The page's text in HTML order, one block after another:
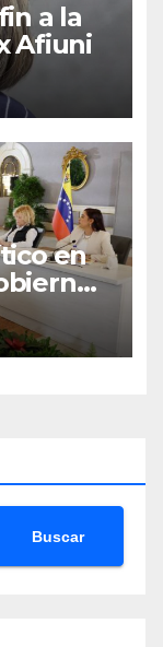
a la
Afiuni
en
Buscar